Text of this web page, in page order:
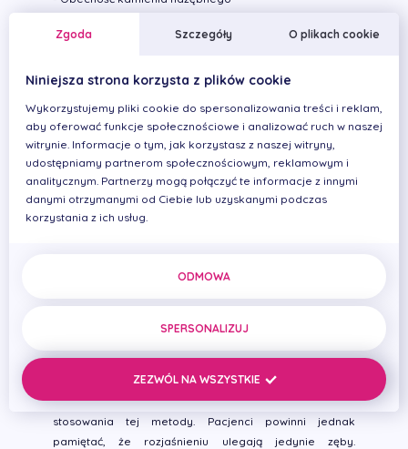
dostępność produktów do
samodzielnego wybielania zębów na rynku, uważamy,
że najlepsze rezultaty wybielania zębów przynoszą
systemy wybielające z indywidualnymi nakładkami
wykonanymi w gabinecie stomatologicznym. Te zestawy
zawierają idealnie dopasowane szyny wybielające oraz
preparaty o wyższym stężeniu nadtlenku niż inne
Nocne wybielanie nakładkowe
istnieje możliwość rozjaśnienia koloru przebarwionych
się do wskazówek lekarza można uzyskać zmianę
koloru o kilka odcieni. Badania naukowe oraz nasze
doświadczenie potwierdzają 90% skuteczność
stosowania tej metody. Pacjenci powinni jednak
pamiętać, że rozjaśnieniu ulegają jedynie zęby.
Zgoda Szczegóły O plikach cookie
Niniejsza strona korzysta z plików cookie
Wykorzystujemy pliki cookie do spersonalizowania treści i reklam,
aby oferować funkcje społecznościowe i analizować ruch w naszej
witrynie. Informacje o tym, jak korzystasz z naszej witryny,
udostępniamy partnerom społecznościowym, reklamowym i
analitycznym. Partnerzy mogą połączyć te informacje z innymi
danymi otrzymanymi od Ciebie lub uzyskanymi podczas
korzystania z ich usług.
ODMOWA
SPERSONALIZUJ
ZEZWÓL NA WSZYSTKIE